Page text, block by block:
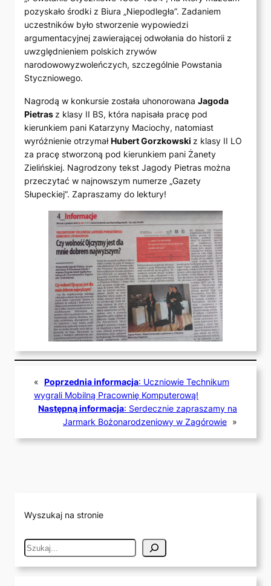
pozyskało środki z Biura „Niepodległa”. Zadaniem
uczestników było stworzenie wypowiedzi
argumentacyjnej zawierającej odwołania do historii z
uwzględnieniem polskich zrywów
narodowowyzwoleńczych, szczególnie Powstania
Styczniowego.
Nagrodą w konkursie została uhonorowana Jagoda
Pietrasz klasy II BS, która napisała pracę pod
kierunkiem pani Katarzyny Maciochy, natomiast
wyróżnienie otrzymałHubert Gorzkowski z klasy II LO
za pracę stworzoną pod kierunkiem pani Żanety
Zielińskiej. Nagrodzony tekst Jagody Pietras można
przeczytać w najnowszym numerze „Gazety
Słupeckiej”. Zapraszamy do lektury!
« Poprzednia informacja: Uczniowie Technikum
wygrali Mobilną Pracownię Komputerową!
Następną informacja: Serdecznie zapraszamy na
Jarmark Bożonarodzeniowy w Zagórowie »
Wyszukaj na stronie
S